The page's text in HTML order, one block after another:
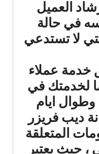
العميل
في حالة
لا تستدعي
خدمة عملاء
لخدمتك في
وطوال ايام
ديب فريزر
المتعلقة
، حيث يعتبر